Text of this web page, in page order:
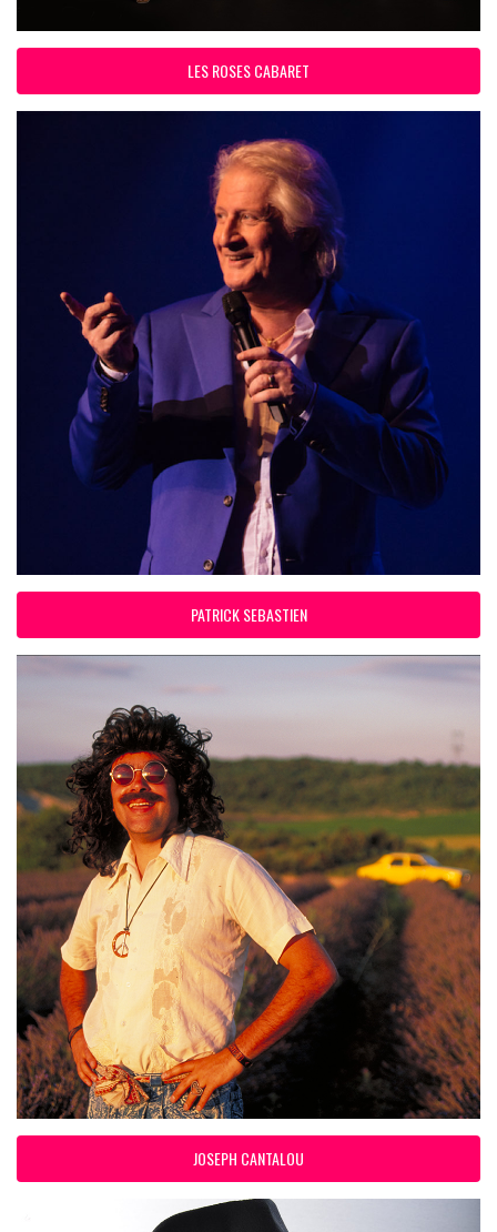
LES ROSES CABARET
PATRICK SEBASTIEN
JOSEPH CANTALOU